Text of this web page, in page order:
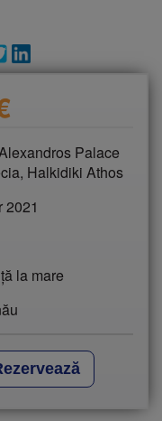
Palace
Halkidiki Athos
2021
la mare